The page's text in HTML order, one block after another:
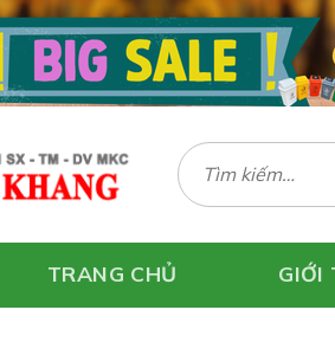
Tìm
kiếm:
TRANG CHỦ GIỚI